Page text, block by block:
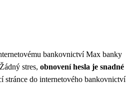
bankovnictví Max banky
stres, obnovení hesla je snadné
stránce do internetového bankovnictví